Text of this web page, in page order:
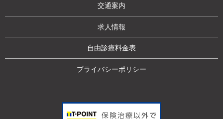
交通案内
求人情報
自由診療料金表
プライバシーポリシー